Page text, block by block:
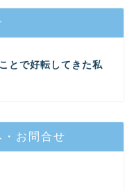
とで好転してきた私
お問合せ